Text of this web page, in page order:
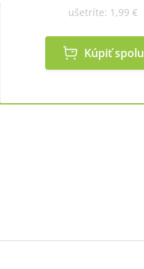
ušetríte: 1,99 €
Kúpiť spolu